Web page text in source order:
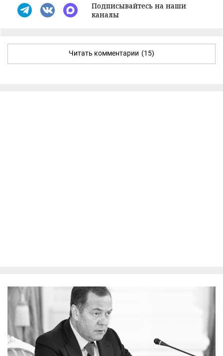
Подписывайтесь на наши
каналы
Читать комментарии (15)